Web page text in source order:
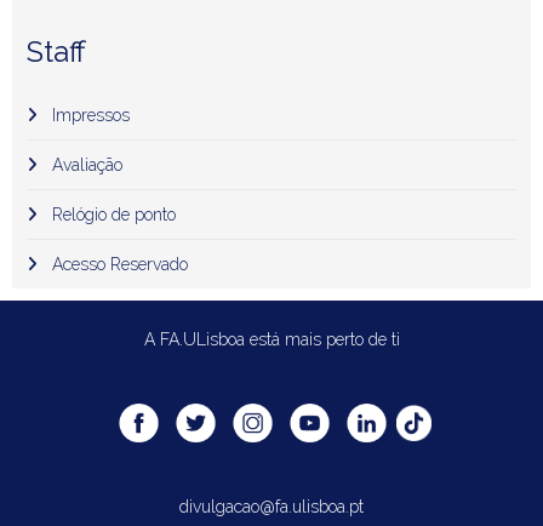
Staff
Impressos
Avaliação
Relógio de ponto
Acesso Reservado
A FA.ULisboa está mais perto de ti
divulgacao@fa.ulisboa.pt